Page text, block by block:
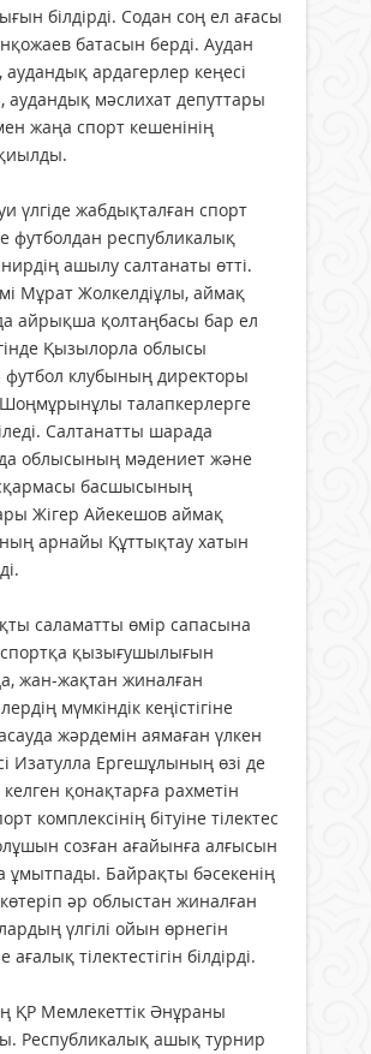
білдірді. Содан соң ел ағасы
батасын берді. Аудан
ардагерлер кеңесі
аудандық мәслихат депуттары
жаңа спорт кешенінің
үлгіде жабдықталған спорт
футболдан республикалық
ашылу салтанаты өтті.
Мұрат Жолкелдіұлы, аймақ
айрықша қолтаңбасы бар ел
Қызылорла облысы
футбол клубының директоры
талапкерлерге
Салтанатты шарада
облысының мәдениет және
басшысының
Жігер Айекешов аймақ
арнайы Құттықтау хатын
саламатты өмір сапасына
қызығушылығын
жан-жақтан жиналған
мүмкіндік кеңістігіне
жәрдемін аямаған үлкен
Изатулла Ергешұлының өзі де
қонақтарға рахметін
комплексінің бітуіне тілектес
созған ағайынға алғысын
ұмытпады. Байрақты бәсекенің
әр облыстан жиналған
үлгілі ойын өрнегін
ағалық тілектестігін білдірді.
ҚР Мемлекеттік Әнұраны
Республикалық ашық турнир